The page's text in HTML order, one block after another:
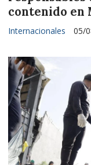
contenido en
Internacionales 05/